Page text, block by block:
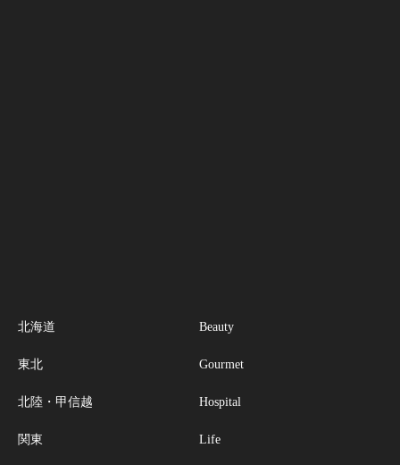
北海道
東北
北陸・甲信越
関東
Beauty
Gourmet
Hospital
Life